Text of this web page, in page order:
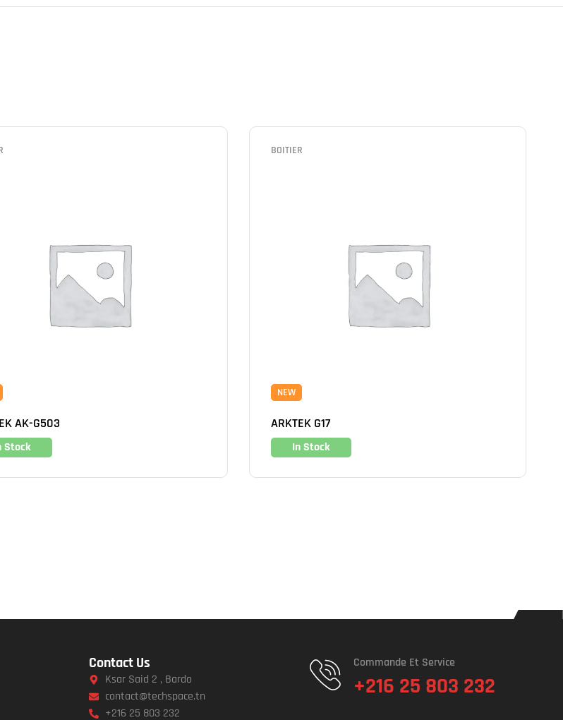
AK-G503
Stock
BOITIER
NEW
ARKTEK G17
In Stock
Contact Us
Ksar Said 2 , Bardo
contact@techspace.tn
+216 25 803 232
Commande Et Service
+216 25 803 232